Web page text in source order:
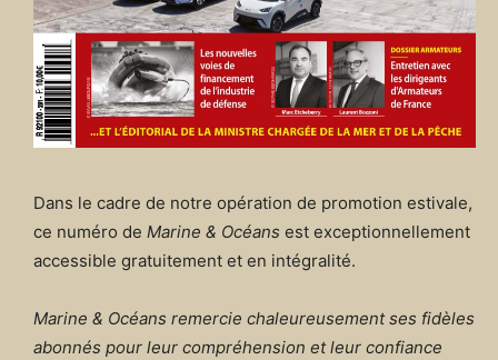
Dans le cadre de notre opération de promotion estivale,
ce numéro de Marine & Océans est exceptionnellement
accessible gratuitement et en intégralité.
Marine & Océans remercie chaleureusement ses fidèles
abonnés pour leur compréhension et leur confiance